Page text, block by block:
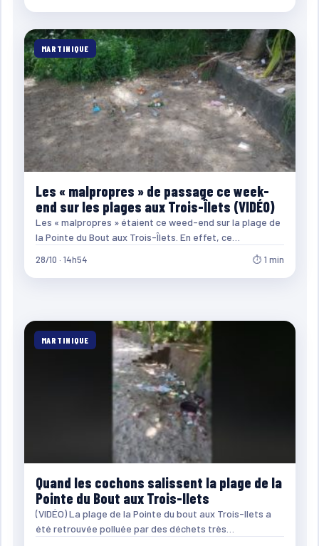
MARTINIQUE
Les « malpropres » de passage ce week-
end sur les plages aux Trois-Îlets (VIDÉO)
Les « malpropres » étaient ce weed-end sur la plage de
la Pointe du Bout aux Trois-Îlets. En effet, ce…
28/10 · 14h54 ⏱ 1 min
MARTINIQUE
Quand les cochons salissent la plage de la
Pointe du Bout aux Trois-Ilets
(VIDÉO) La plage de la Pointe du bout aux Trois-Ilets a
été retrouvée polluée par des déchets très…